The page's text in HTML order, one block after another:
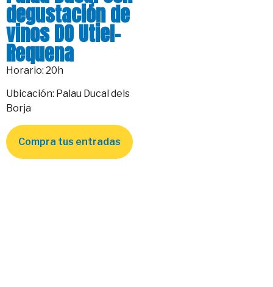
degustación de
vinos DO Utiel-
Requena
Horario: 20h
Ubicación: Palau Ducal dels
Borja
Compra tus entradas